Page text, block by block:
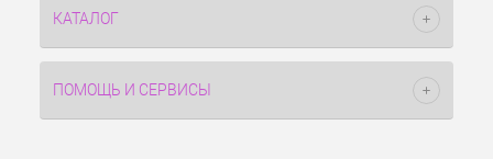
КАТАЛОГ
ПОМОЩЬ И СЕРВИСЫ